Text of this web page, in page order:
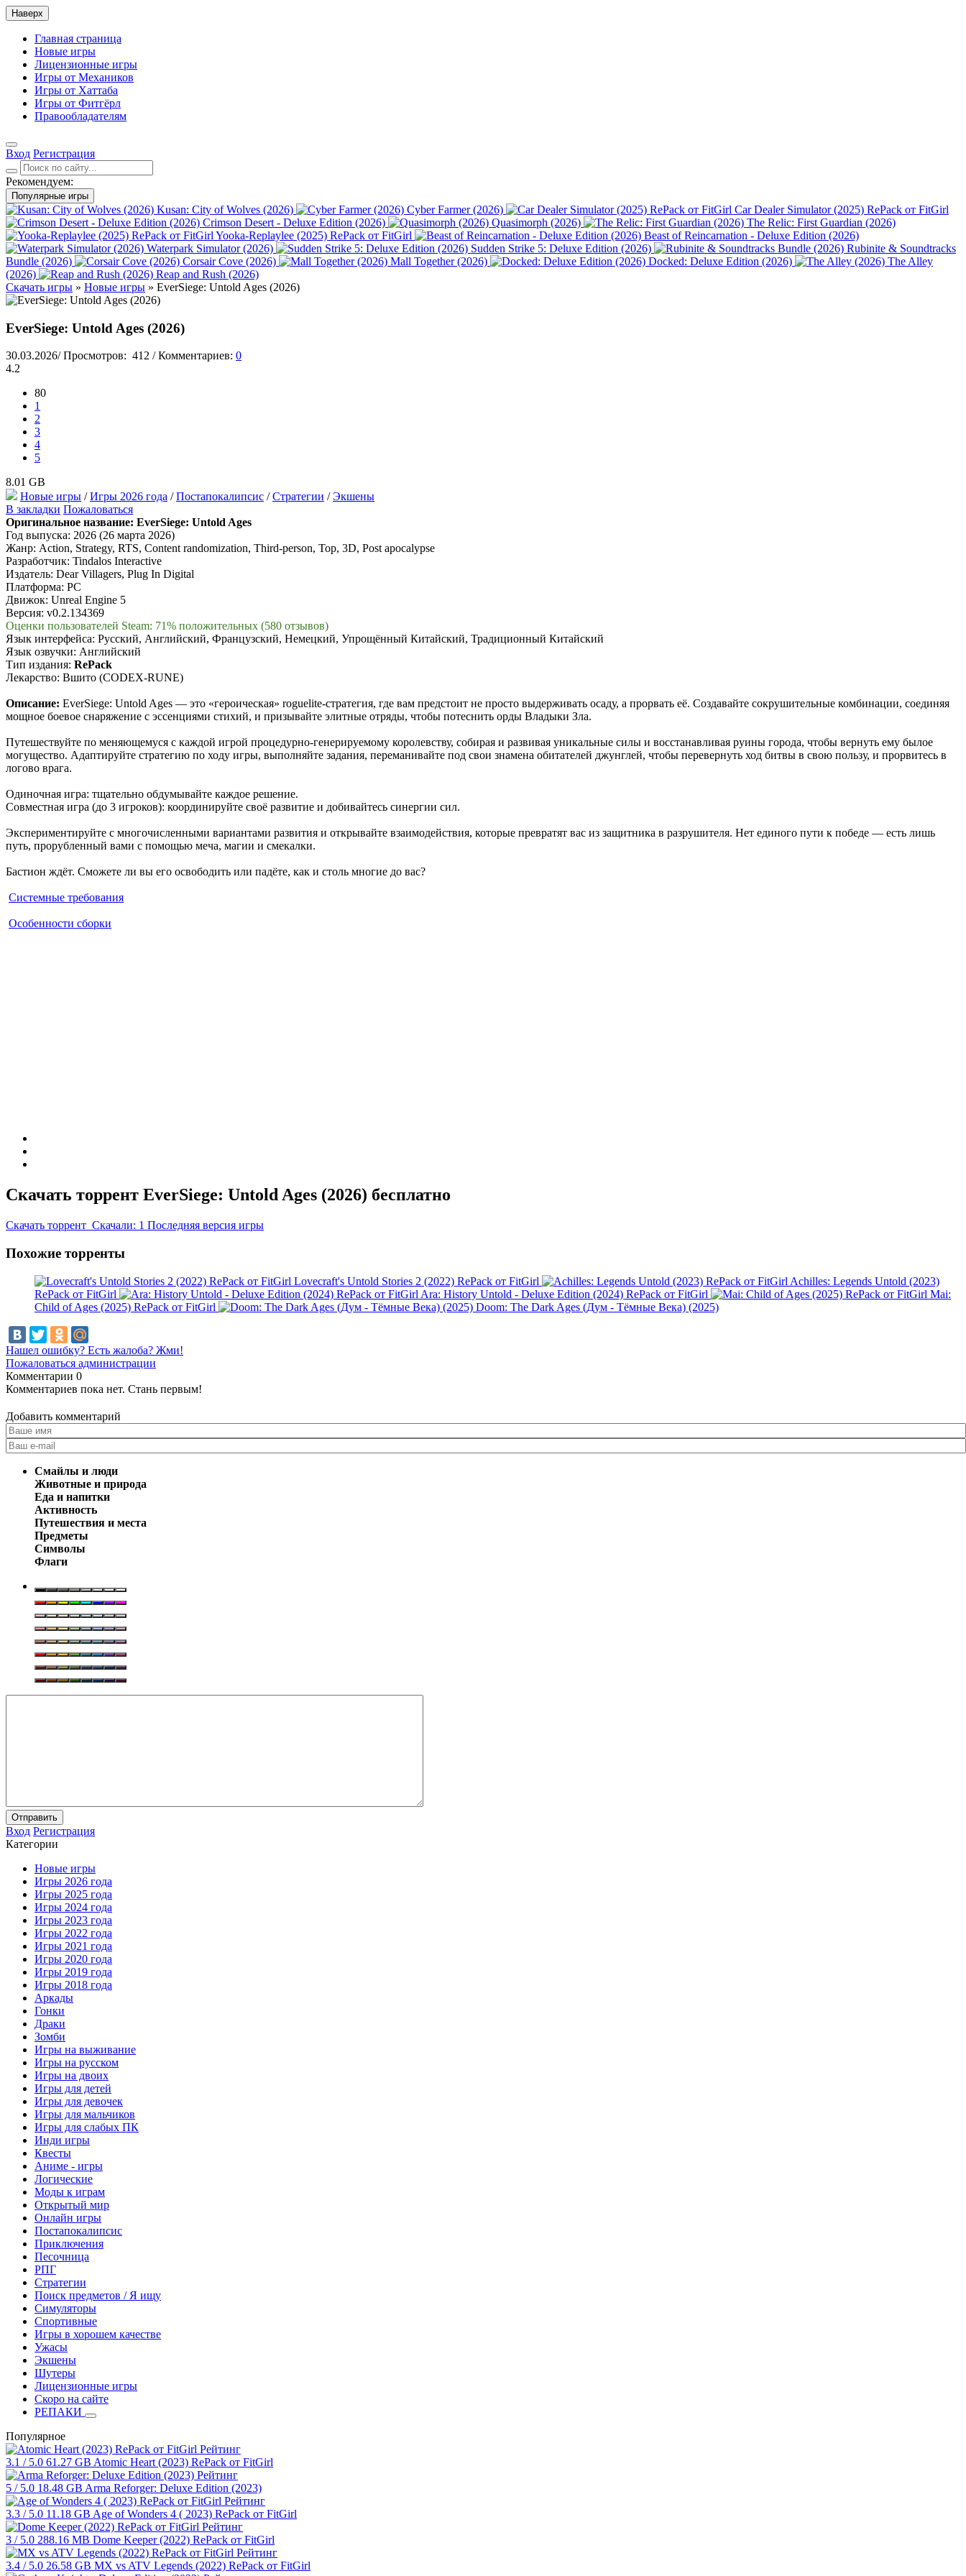
Наверх
Главная страница
Новые игры
Лицензионные игры
Игры от Механиков
Игры от Хаттаба
Игры от Фитгёрл
Правообладателям
Вход Регистрация
Рекомендуем:
Популярные игры
Kusan: City of Wolves (2026) Cyber Farmer (2026)
Car Dealer Simulator (2025) RePack от FitGirl
Crimson Desert - Deluxe Edition (2026)
Quasimorph (2026)
The Relic: First Guardian (2026)
Yooka-Replaylee (2025) RePack от FitGirl
Beast of Reincarnation - Deluxe Edition (2026)
Waterpark Simulator (2026)
Sudden Strike 5: Deluxe Edition (2026)
Rubinite & Soundtracks
Bundle (2026)
Corsair Cove (2026) Mall Together (2026) Docked: Deluxe Edition (2026)
The Alley
(2026)
Reap and Rush (2026)
Скачать игры » Новые игры » EverSiege: Untold Ages (2026)
EverSiege: Untold Ages (2026)
30.03.2026/ Просмотров: 412 / Комментариев: 0
4.2
80
1
2
3
4
5
8.01 GB
Новые игры /Игры 2026 года /Постапокалипсис /Стратегии /Экшены
В закладки Пожаловаться
Оригинальное название: EverSiege: Untold Ages
Год выпуска: 2026 (26 марта 2026)
Жанр: Action, Strategy, RTS, Content randomization, Third-person, Top, 3D, Post apocalypse
Разработчик: Tindalos Interactive
Издатель: Dear Villagers, Plug In Digital
Платформа: PC
Движок: Unreal Engine 5
Версия: v0.2.134369
Оценки пользователей Steam: 71% положительных (580 отзывов)
Язык интерфейса: Русский, Английский, Французский, Немецкий, Упрощённый Китайский, Традиционный Китайский
Язык озвучки: Английский
Тип издания: RePack
Лекарство: Вшито (CODEX-RUNE)
Описание: EverSiege: Untold Ages — это «героическая» roguelite-стратегия, где вам предстоит не просто выдерживать осаду, а прорвать её. Создавайте сокрушительные комбинации, соединяя
мощное боевое снаряжение с эссенциями стихий, и призывайте элитные отряды, чтобы потеснить орды Владыки Зла.
Путешествуйте по меняющемуся с каждой игрой процедурно-генерируемому королевству, собирая и развивая уникальные силы и восстанавливая руины города, чтобы вернуть ему былое
могущество. Адаптируйте стратегию по ходу игры, выполняйте задания, переманивайте под свои знамена обитателей джунглей, чтобы перевернуть ход битвы в свою пользу, и прорвитесь в
логово врага.
Одиночная игра: тщательно обдумывайте каждое решение.
Совместная игра (до 3 игроков): координируйте своё развитие и добивайтесь синергии сил.
Экспериментируйте с многочисленными вариантами развития и открывайте взаимодействия, которые превратят вас из защитника в разрушителя. Нет единого пути к победе — есть лишь
путь, прорубленный вами с помощью меча, магии и смекалки.
Бастион ждёт. Сможете ли вы его освободить или падёте, как и столь многие до вас?
Системные требования
Особенности сборки
Скачать торрент EverSiege: Untold Ages (2026) бесплатно
Скачать торрент Скачали: 1 Последняя версия игры
Похожие торренты
Lovecraft's Untold Stories 2 (2022) RePack от FitGirl
Achilles: Legends Untold (2023)
RePack от FitGirl
Ara: History Untold - Deluxe Edition (2024) RePack от FitGirl
Mai:
Child of Ages (2025) RePack от FitGirl
Doom: The Dark Ages (Дум - Тёмные Века) (2025)
Нашел ошибку? Есть жалоба? Жми!
Пожаловаться администрации
Комментарии 0
Комментариев пока нет. Стань первым!
Добавить комментарий
Смайлы и люди
Животные и природа
Еда и напитки
Активность
Путешествия и места
Предметы
Символы
Флаги
Отправить
Вход Регистрация
Категории
Новые игры
Игры 2026 года
Игры 2025 года
Игры 2024 года
Игры 2023 года
Игры 2022 года
Игры 2021 года
Игры 2020 года
Игры 2019 года
Игры 2018 года
Аркады
Гонки
Драки
Зомби
Игры на выживание
Игры на русском
Игры на двоих
Игры для детей
Игры для девочек
Игры для мальчиков
Игры для слабых ПК
Инди игры
Квесты
Аниме - игры
Логические
Моды к играм
Открытый мир
Онлайн игры
Постапокалипсис
Приключения
Песочница
РПГ
Стратегии
Поиск предметов / Я ищу
Симуляторы
Спортивные
Игры в хорошем качестве
Ужасы
Экшены
Шутеры
Лицензионные игры
Скоро на сайте
РЕПАКИ
Популярное
Рейтинг
3.1 / 5.0 61.27 GB Atomic Heart (2023) RePack от FitGirl
Рейтинг
5 / 5.0 18.48 GB Arma Reforger: Deluxe Edition (2023)
Рейтинг
3.3 / 5.0 11.18 GB Age of Wonders 4 ( 2023) RePack от FitGirl
Рейтинг
3 / 5.0 288.16 MB Dome Keeper (2022) RePack от FitGirl
Рейтинг
3.4 / 5.0 26.58 GB MX vs ATV Legends (2022) RePack от FitGirl